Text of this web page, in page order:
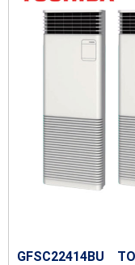
GFSC22414BU